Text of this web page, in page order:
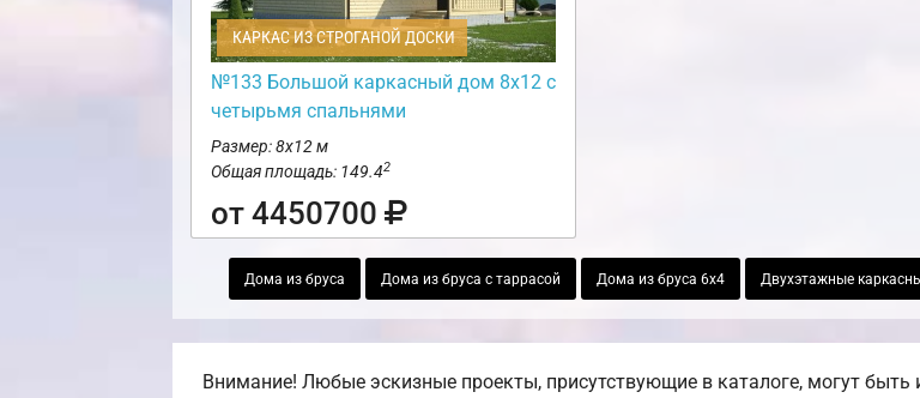
КАРКАС ИЗ СТРОГАНОЙ ДОСКИ
№133 Большой каркасный дом 8х12 с
четырьмя спальнями
Размер: 8х12 м
Общая площадь: 149.42
от 4450700
Дома из бруса Дома из бруса с таррасой Дома из бруса 6х4 Двухэтажные
Внимание! Любые эскизные проекты, присутствующие в каталоге, могут